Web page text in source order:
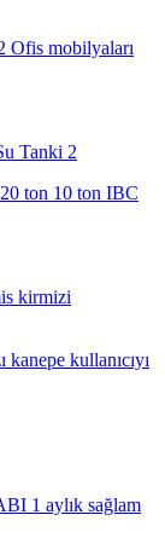
Ofis mobilyaları
ton 10 ton IBC
kanepe kullanıcıyı
1 aylık sağlam